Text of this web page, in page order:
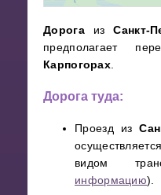
Дорога изСанкт-
предполагает
Карпогорах
Дорога туда:
Проезд из
видом
информацию).